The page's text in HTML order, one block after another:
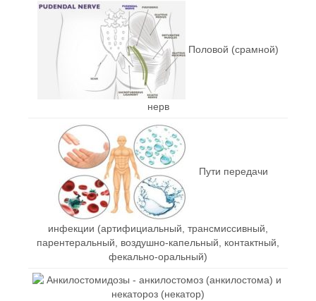
Половой (срамной)
нерв
Пути передачи
инфекции (артифициальный, трансмиссивный,
парентеральный, воздушно-капельный, контактный,
фекально-оральный)